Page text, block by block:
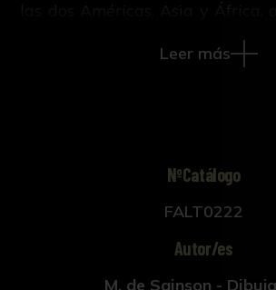
Magallanes, Las Casas, Gomara,
de la página 92 del Viaje,
que en la primera se
un cuartel de guardias
con túnicas y vestimentas de
diversas espadas. Algunos están
sentados, están fumando en
Leer más
NºCatálogo
FALT0222
Autor/es
M. de Sainson -